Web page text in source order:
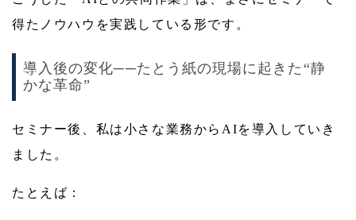
得たノウハウを実践している形です。
導入後の変化──たとう紙の現場に起きた“静
かな革命”
セミナー後、私は小さな業務からAIを導入していき
ました。
たとえば：